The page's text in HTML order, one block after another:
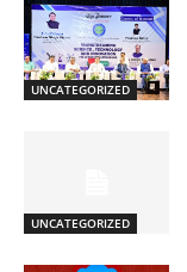
UNCATEGORIZED
UNCATEGORIZED